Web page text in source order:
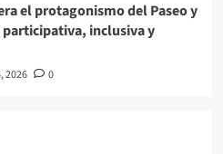
el protagonismo del Paseo y
inclusiva y
2026 0